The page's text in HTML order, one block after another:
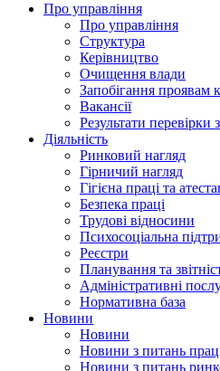
Про управління
Про управління
Структура
Керівництво
Очищення влади
Запобігання проявам
Вакансії
Результати перевірки
Діяльність
Ринковий нагляд
Гірничий нагляд
Гігієна праці та
Безпека праці
Трудові відносини
Психосоціальна
Реєстри
Планування та
Адміністративні
Нормативна база
Новини
Новини
Новини з питань
Новини з питань